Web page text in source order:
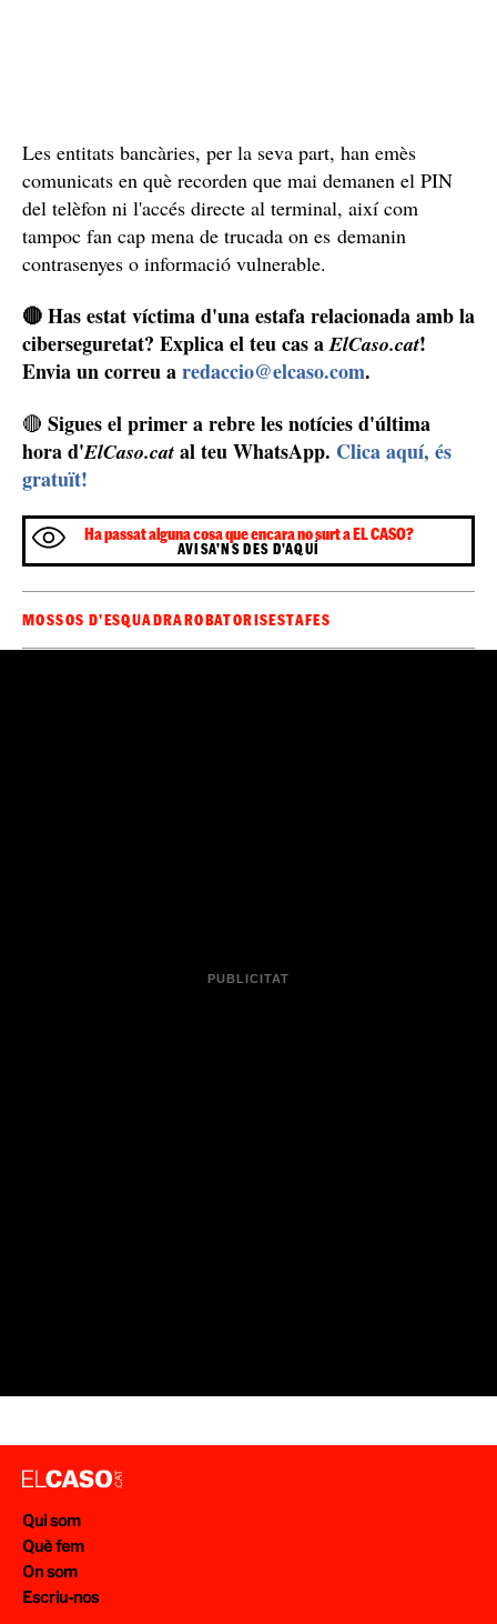
Les entitats bancàries, per la seva part, han emès
comunicats en què recorden que mai demanen el PIN
del telèfon ni l'accés directe al terminal, així com
tampoc fan cap mena de trucada on es demanin
contrasenyes o informació vulnerable.
🔴 Has estat víctima d'una estafa relacionada amb la
ciberseguretat? Explica el teu cas aElCaso.cat!
Envia un correu aredaccio@elcaso.com.
🔴 Sigues el primer a rebre les notícies d'última
hora d'ElCaso.cat al teu WhatsApp. Clica aquí, és
gratuït!
Ha passat alguna cosa que encara no surt a EL CASO?
AVISA'NS DES D'AQUÍ
MOSSOS D'ESQUADRAROBATORISESTAFES
Qui som
Què fem
On som
Escriu-nos